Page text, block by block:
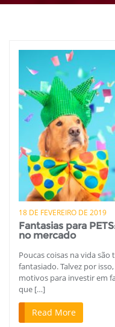
18 DE FEVEREIRO DE 2019
Fantasias para
no mercado
Poucas coisas na vida
fantasiado. Talvez por
motivos para investir em
que […]
Read More